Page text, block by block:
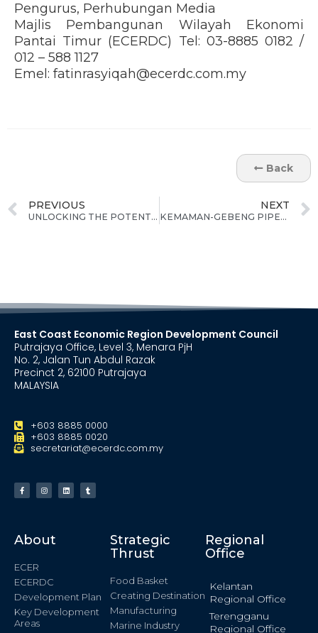
Pengurus, Perhubungan Media
Majlis Pembangunan Wilayah Ekonomi
Pantai Timur (ECERDC) Tel: 03-8885 0182 /
012 – 588 1127
Emel: fatinrasyiqah@ecerdc.com.my
Back
PREVIOUS
UNLOCKING THE POTENTIAL OF ECER: PIONEERING RARE EARTH DEVELOPMENT AND NET-ZERO STRATEGIES
NEXT
KEMAMAN-GEBENG PIPELINE SECURES WATER SUPPLY FOR PAHANG INDUSTRIAL GROWTH
East Coast Economic Region Development Council
Putrajaya Office, Level 3, Menara PjH
No. 2, Jalan Tun Abdul Razak
Precinct 2, 62100 Putrajaya
MALAYSIA
+603 8885 0000
+603 8885 0020
secretariat@ecerdc.com.my
About
ECER
ECERDC
Development Plan
Key Development
Areas
Strategic
Thrust
Food Basket
Creating Destination
Manufacturing
Marine Industry
Regional
Office
Kelantan
Regional Office
Terengganu
Regional Office